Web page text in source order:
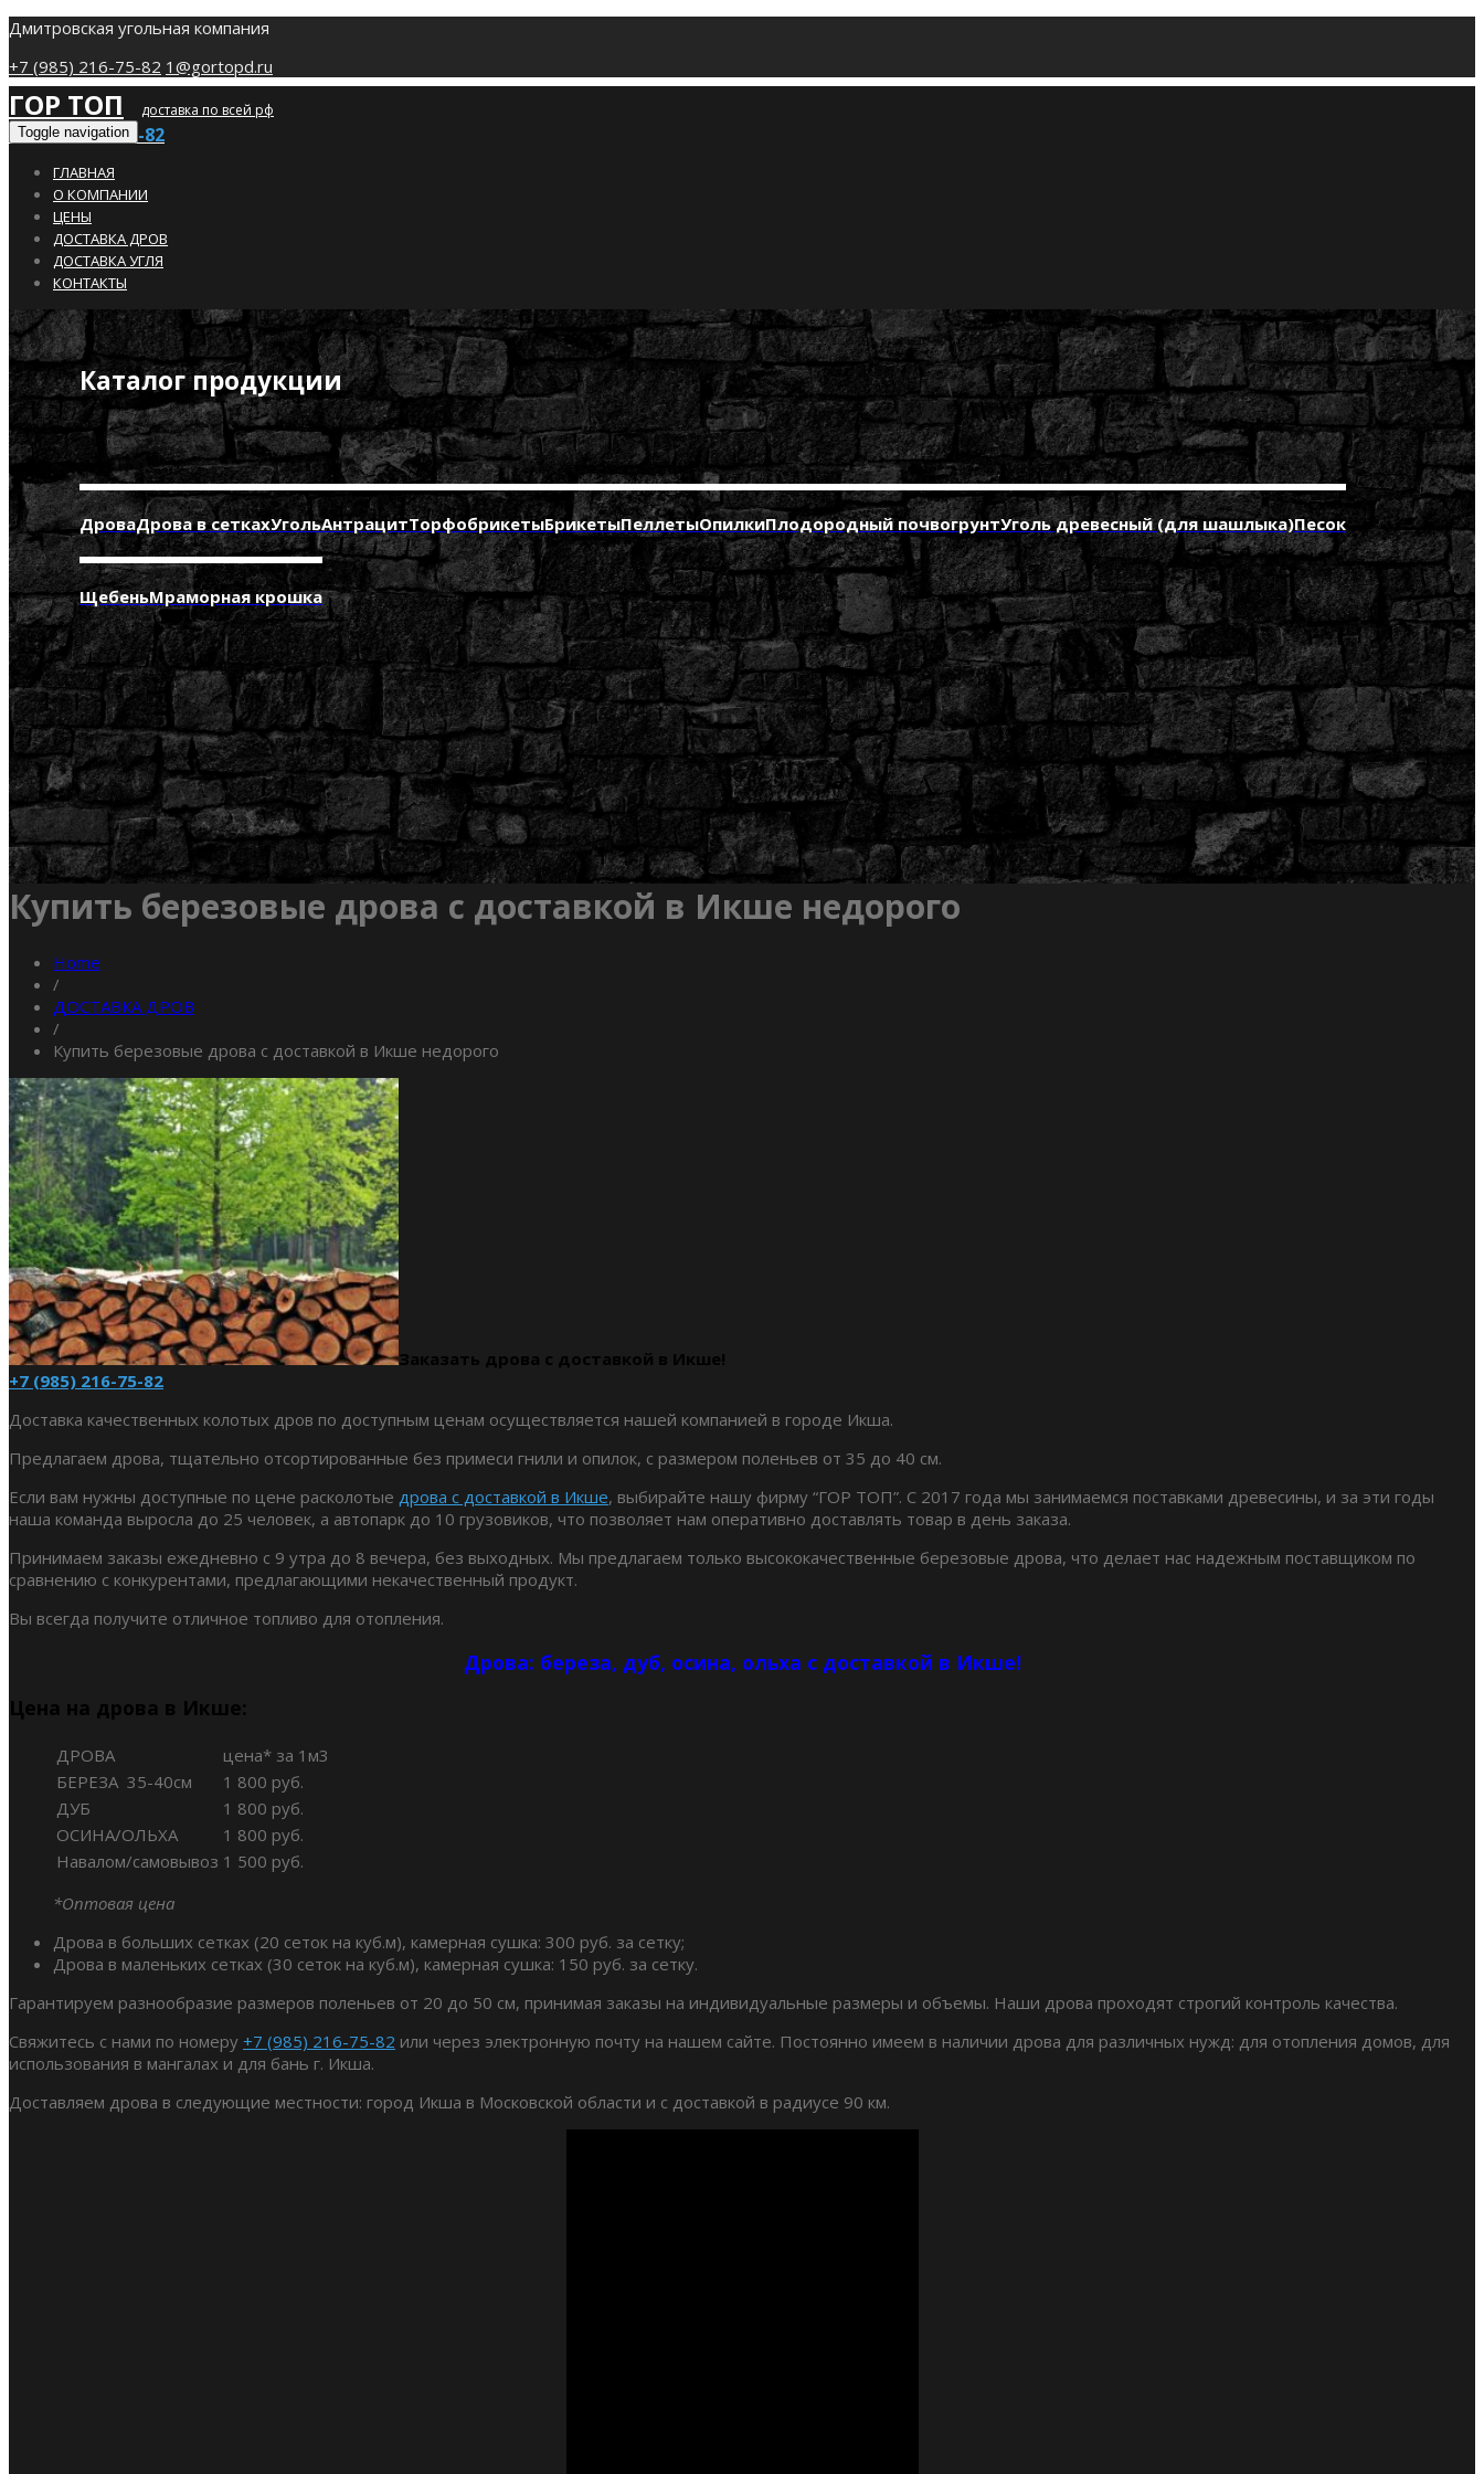
Дмитровская угольная компания
+7 (985) 216-75-82 1@gortopd.ru
ГОР ТОП доставка по всей рф
+7 (985) 216-75-82
Toggle navigation
ГЛАВНАЯ
О КОМПАНИИ
ЦЕНЫ
ДОСТАВКА ДРОВ
ДОСТАВКА УГЛЯ
КОНТАКТЫ
Каталог продукции
ДроваДрова в сеткахУгольАнтрацитТорфобрикетыБрикетыПеллетыОпилкиПлодородный почвогрунтУголь древесный (для шашлыка)Песок
ЩебеньМраморная крошка
Купить березовые дрова с доставкой в Икше недорого
Home
/
ДОСТАВКА ДРОВ
/
Купить березовые дрова с доставкой в Икше недорого
Заказать дрова с доставкой в Икше!
+7 (985) 216-75-82
Доставка качественных колотых дров по доступным ценам осуществляется нашей компанией в городе Икша.
Предлагаем дрова, тщательно отсортированные без примеси гнили и опилок, с размером поленьев от 35 до 40 см.
Если вам нужны доступные по цене расколотые дрова с доставкой в Икше, выбирайте нашу фирму “ГОР ТОП”. С 2017 года мы занимаемся поставками древесины, и за эти годы
наша команда выросла до 25 человек, а автопарк до 10 грузовиков, что позволяет нам оперативно доставлять товар в день заказа.
Принимаем заказы ежедневно с 9 утра до 8 вечера, без выходных. Мы предлагаем только высококачественные березовые дрова, что делает нас надежным поставщиком по
сравнению с конкурентами, предлагающими некачественный продукт.
Вы всегда получите отличное топливо для отопления.
Дрова: береза, дуб, осина, ольха с доставкой в Икше!
Цена на дрова в Икше:
ДРОВА
цена* за 1м3
БЕРЕЗА 35-40см
1 800 руб.
ДУБ
1 800 руб.
ОСИНА/ОЛЬХА
1 800 руб.
Навалом/самовывоз 1 500 руб.
*Оптовая цена
Дрова в больших сетках (20 сеток на куб.м), камерная сушка: 300 руб. за сетку;
Дрова в маленьких сетках (30 сеток на куб.м), камерная сушка: 150 руб. за сетку.
Гарантируем разнообразие размеров поленьев от 20 до 50 см, принимая заказы на индивидуальные размеры и объемы. Наши дрова проходят строгий контроль качества.
Свяжитесь с нами по номеру +7 (985) 216-75-82 или через электронную почту на нашем сайте. Постоянно имеем в наличии дрова для различных нужд: для отопления домов, для
использования в мангалах и для бань г. Икша.
Доставляем дрова в следующие местности: город Икша в Московской области и с доставкой в радиусе 90 км.